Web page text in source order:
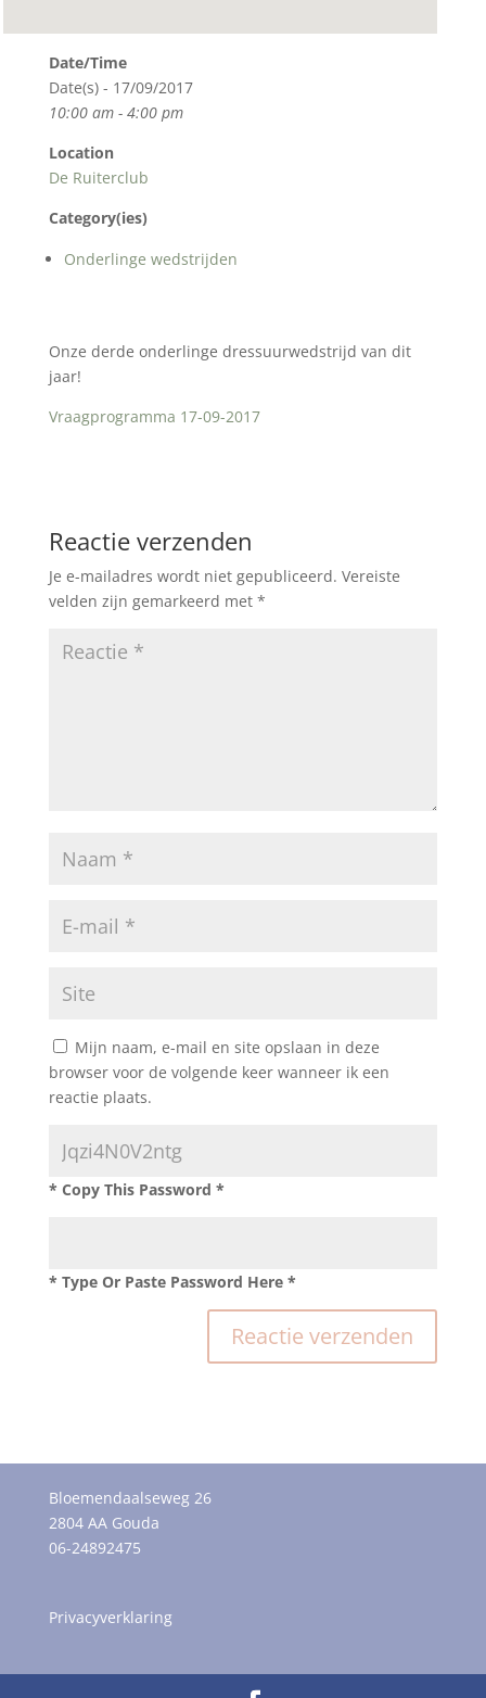
Date/Time
Date(s) - 17/09/2017
10:00 am - 4:00 pm
Location
De Ruiterclub
Category(ies)
Onderlinge wedstrijden
Onze derde onderlinge dressuurwedstrijd van dit
jaar!
Vraagprogramma 17-09-2017
Reactie verzenden
Je e-mailadres wordt niet gepubliceerd. Vereiste
velden zijn gemarkeerd met *
Mijn naam, e-mail en site opslaan in deze
browser voor de volgende keer wanneer ik een
reactie plaats.
* Copy This Password *
* Type Or Paste Password Here *
Bloemendaalseweg 26
2804 AA Gouda
06-24892475
Privacyverklaring